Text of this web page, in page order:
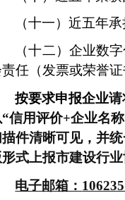
（十一）近五年
（十二） 企业数
任（发票或荣誉
按要求申报企业
“信用评价+企业名
件清晰可见，并
形式上报市建设行
电子邮箱：